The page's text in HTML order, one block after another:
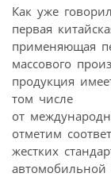
Как уже
первая
применяющая
массового
продукция
том числе
от
отметим
жестких
автомобильной